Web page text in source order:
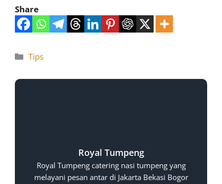
Share
Tips
Royal Tumpeng
Royal Tumpeng catering nasi tumpeng yang
melayani pesan antar di Jakarta Bekasi Bogor